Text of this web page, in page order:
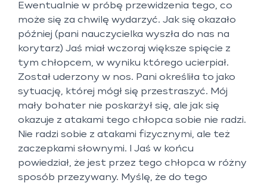
Ewentualnie w próbę przewidzenia tego, co
może się za chwilę wydarzyć. Jak się okazało
później (pani nauczycielka wyszła do nas na
korytarz) Jaś miał wczoraj większe spięcie z
tym chłopcem, w wyniku którego ucierpiał.
Został uderzony w nos. Pani określiła to jako
sytuację, której mógł się przestraszyć. Mój
mały bohater nie poskarżył się, ale jak się
okazuje z atakami tego chłopca sobie nie radzi.
Nie radzi sobie z atakami fizycznymi, ale też
zaczepkami słownymi. l Jaś w końcu
powiedział, że jest przez tego chłopca w różny
sposób przezywany. Myślę, że do tego